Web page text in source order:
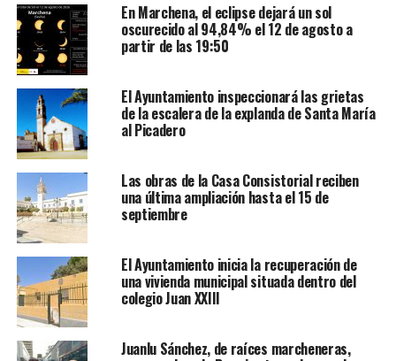
En Marchena, el eclipse dejará un sol
oscurecido al 94,84% el 12 de agosto a
partir de las 19:50
El Ayuntamiento inspeccionará las grietas
de la escalera de la explanda de Santa María
al Picadero
Las obras de la Casa Consistorial reciben
una última ampliación hasta el 15 de
septiembre
El Ayuntamiento inicia la recuperación de
una vivienda municipal situada dentro del
colegio Juan XXIII
Juanlu Sánchez, de raíces marcheneras,